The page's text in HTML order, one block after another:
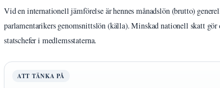
Vid en internationell jämförelse är hennes månadslön (brutto)
parlamentarikers genomsnittslön (källa). Minskad nationell skatt
statschefer i medlemsstaterna.
ATT TÄNKA PÅ